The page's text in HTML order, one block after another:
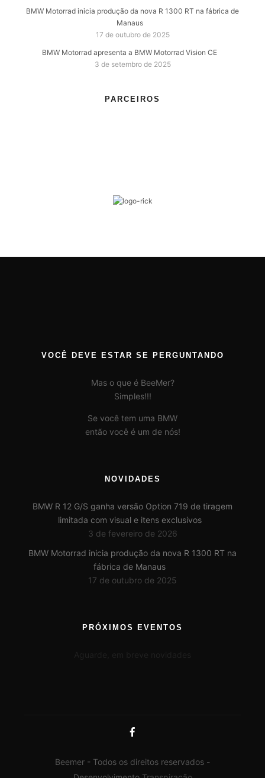
BMW Motorrad inicia produção da nova R 1300 RT na fábrica de
Manaus
17 de outubro de 2025
BMW Motorrad apresenta a BMW Motorrad Vision CE
3 de setembro de 2025
PARCEIROS
VOCÊ DEVE ESTAR SE PERGUNTANDO
Mas o que é BeeMer?
Simples!!!
Se você tem uma BMW
então você é um de nós!
NOVIDADES
BMW R 12 G/S ganha versão Option 719 de tiragem
limitada com visual e itens exclusivos
3 de fevereiro de 2026
BMW Motorrad inicia produção da nova R 1300 RT na
fábrica de Manaus
17 de outubro de 2025
PRÓXIMOS EVENTOS
Beemer - Todos os direitos reservados -